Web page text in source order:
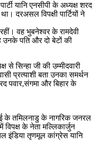
यानि एनसीपी के अध्यक्ष शरद
दरअसल विपक्षी पार्टियों ने
वह भुबनेश्वर के रामदेवी
उनके पति और दो बेटों की
से सिन्हा जी की उम्मीदवारी
प्रत्याशी बता उनका समर्थन
पवार,संगमा और बिहार के
के तमिलनाडु के नागरिक जनरल
के नेता मल्लिकार्जुन
इंडिया तृणमूल कांग्रेस यानि